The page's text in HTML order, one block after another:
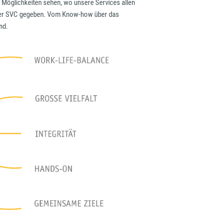
sehen, wo unsere Services allen
SVC gegeben. Vom Know-how über das